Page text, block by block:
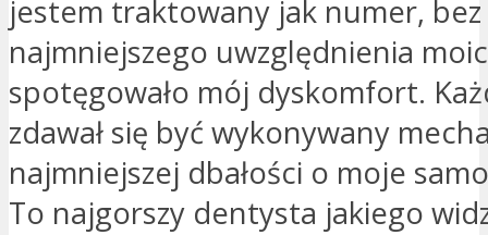
jestem traktowany jak numer, bez
najmniejszego uwzględnienia
spotęgowało mój dyskomfort.
zdawał się być wykonywany
najmniejszej dbałości o moje
To najgorszy dentysta jakiego